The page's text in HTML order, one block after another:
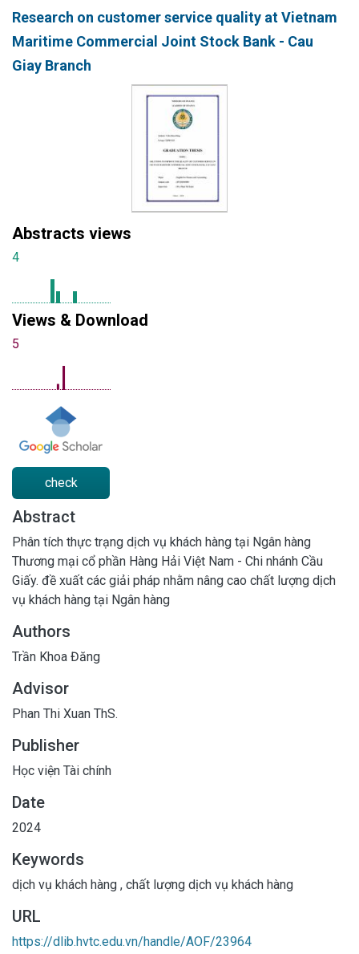
Research on customer service quality at Vietnam
Maritime Commercial Joint Stock Bank - Cau
Giay Branch
Abstracts views
4
Views & Download
5
check
Abstract
Phân tích thực trạng dịch vụ khách hàng tại Ngân hàng
Thương mại cổ phần Hàng Hải Việt Nam - Chi nhánh Cầu
Giấy. đề xuất các giải pháp nhằm nâng cao chất lượng dịch
vụ khách hàng tại Ngân hàng
Authors
Trần Khoa Đăng
Advisor
Phan Thi Xuan ThS.
Publisher
Học viện Tài chính
Date
2024
Keywords
dịch vụ khách hàng , chất lượng dịch vụ khách hàng
URL
https://dlib.hvtc.edu.vn/handle/AOF/23964